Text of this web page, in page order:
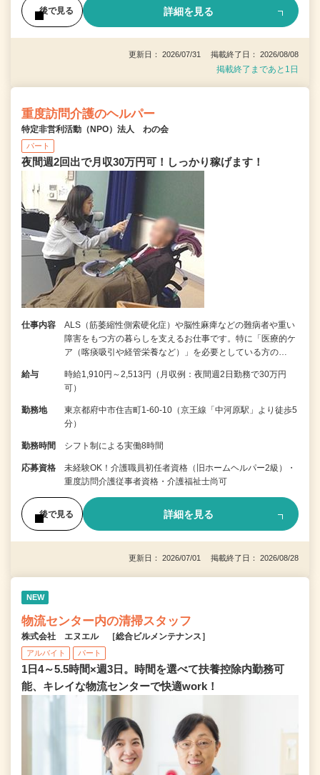
後で見る 詳細を見る
更新日： 2026/07/31 掲載終了日： 2026/08/08
掲載終了まであと1日
重度訪問介護のヘルパー
特定非営利活動（NPO）法人 わの会
パート
夜間週2回出で月収30万円可！しっかり稼げます！
仕事内容
ALS（筋萎縮性側索硬化症）や脳性麻痺などの難病者や重い
障害をもつ方の暮らしを支えるお仕事です。特に「医療的ケ
ア（喀痰吸引や経管栄養など）」を必要としている方の…
給与
時給1,910円～2,513円（月収例：夜間週2日勤務で30万円
可）
勤務地
東京都府中市住吉町1-60-10（京王線「中河原駅」より徒歩5
分）
勤務時間 シフト制による実働8時間
応募資格
未経験OK！介護職員初任者資格（旧ホームヘルパー2級）・
重度訪問介護従事者資格・介護福祉士尚可
後で見る 詳細を見る
更新日： 2026/07/01 掲載終了日： 2026/08/28
NEW
物流センター内の清掃スタッフ
株式会社 エヌエル ［総合ビルメンテナンス］
アルバイト パート
1日4～5.5時間×週3日。時間を選べて扶養控除内勤務可
能、キレイな物流センターで快適work！